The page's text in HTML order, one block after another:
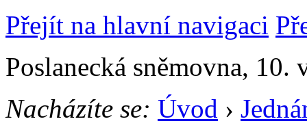
Přejít na hlavní navigaci
Poslanecká sněmovna,
Nacházíte se: Úvod ›